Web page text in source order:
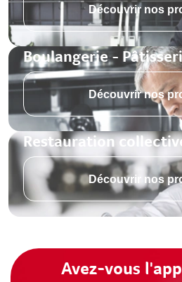
Découvrir nos
Boulangerie -
Découvrir nos
Restauration
Découvrir nos
Avez-vous